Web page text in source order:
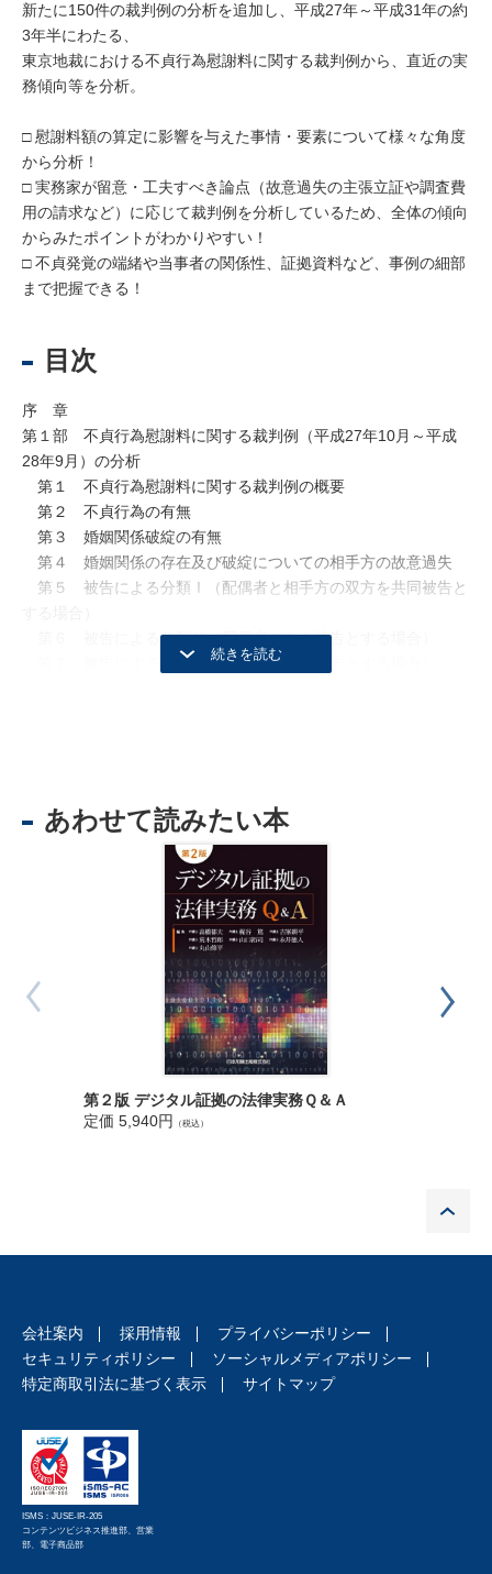
新たに150件の裁判例の分析を追加し、平成27年～平成31年の約
3年半にわたる、
東京地裁における不貞行為慰謝料に関する裁判例から、直近の実
務傾向等を分析。
□ 慰謝料額の算定に影響を与えた事情・要素について様々な角度
から分析！
□ 実務家が留意・工夫すべき論点（故意過失の主張立証や調査費
用の請求など）に応じて裁判例を分析しているため、全体の傾向
からみたポイントがわかりやすい！
□ 不貞発覚の端緒や当事者の関係性、証拠資料など、事例の細部
まで把握できる！
目次
序 章
第１部 不貞行為慰謝料に関する裁判例（平成27年10月～平成
28年9月）の分析
第１ 不貞行為慰謝料に関する裁判例の概要
第２ 不貞行為の有無
第３ 婚姻関係破綻の有無
第４ 婚姻関係の存在及び破綻についての相手方の故意過失
第５ 被告による分類Ⅰ（配偶者と相手方の双方を共同被告と
第６ 被告による分類Ⅱ（配偶者のみを被告とする場合）
第７ 被告による分類Ⅲ（相手方のみを被告とする場合）
第２ 不貞行為の有無
第３ 婚姻関係破綻の有無
第４ 婚姻関係の存在及び破綻についての相手方の故意過失
第５ 慰謝料額及びその他の論点
第３部 不貞行為慰謝料を巡る諸問題
第１ 最高裁判所平成31年2月19日第三小法廷判決の影響
第２ 不貞行為慰謝料を巡る諸問題
第３ まとめ
掲載事例（裁判例）一覧
あわせて読みたい本
第２版 デジタル証拠の法律実務Ｑ＆Ａ
定価 5,940円
（税込）
会社案内 採用情報
プライバシーポリシー
セキュリティポリシー
ソーシャルメディアポリシー
特定商取引法に基づく表示
サイトマップ
ISMS：JUSE-IR-205
コンテンツビジネス推進部、営業
部、電子商品部